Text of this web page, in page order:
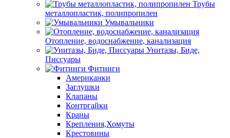
Трубы
металлопластик, полипропилен
Умывальники
Отопление, водоснабжение, канализация
Унитазы, Биде,
Писсуары
Фитинги
Американки
Заглушки
Клапаны
Контргайки
Краны
Крепления,Хомуты
Крестовины